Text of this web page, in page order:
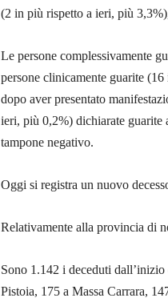
(2 in più rispetto a ieri, più
Le persone complessivamente
persone clinicamente guarite
dopo aver presentato
ieri, più 0,2%) dichiarate
tampone negativo.
Oggi si registra un nuovo
Relativamente alla provincia di
Sono 1.142 i deceduti
Pistoia, 175 a Massa Carrara,